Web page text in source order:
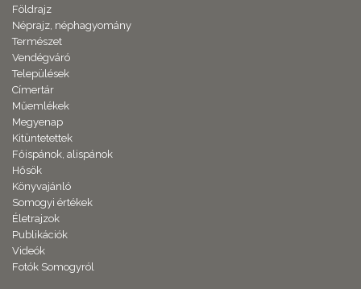
Földrajz
Néprajz, néphagyomány
Természet
Vendégváró
Települések
Címertár
Műemlékek
Megyenap
Kitüntetettek
Főispánok, alispánok
Hősök
Könyvajánló
Somogyi értékek
Életrajzok
Publikációk
Videók
Fotók Somogyról